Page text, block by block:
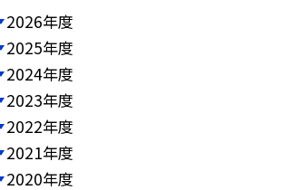
2026年度
2025年度
2024年度
2023年度
2022年度
2021年度
2020年度